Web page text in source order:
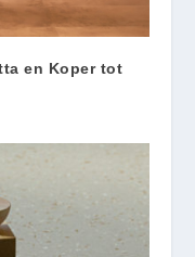
en Koper tot